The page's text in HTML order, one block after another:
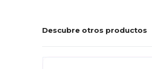
Descubre otros productos